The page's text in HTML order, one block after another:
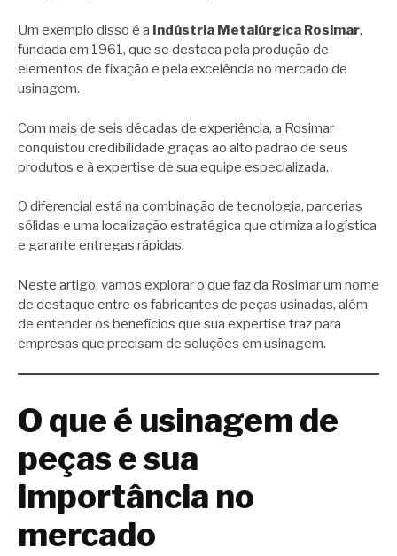
Um exemplo disso é a Indústria Metalúrgica Rosimar,
fundada em 1961, que se destaca pela produção de
elementos de fixação e pela excelência no mercado de
usinagem.
Com mais de seis décadas de experiência, a Rosimar
conquistou credibilidade graças ao alto padrão de seus
produtos e à expertise de sua equipe especializada.
O diferencial está na combinação de tecnologia, parcerias
sólidas e uma localização estratégica que otimiza a logística
e garante entregas rápidas.
Neste artigo, vamos explorar o que faz da Rosimar um nome
de destaque entre os fabricantes de peças usinadas, além
de entender os benefícios que sua expertise traz para
empresas que precisam de soluções em usinagem.
O que é usinagem de
peças e sua
importância no
mercado